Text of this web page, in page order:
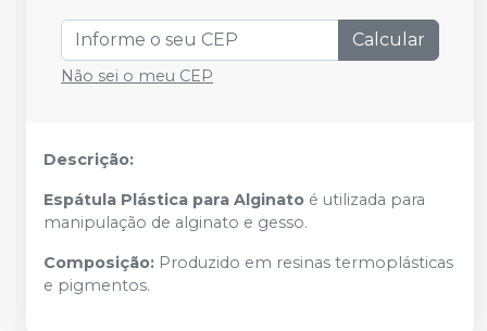
Calcular
Não sei o meu CEP
Descrição:
Espátula Plástica para Alginato é utilizada para
manipulação de alginato e gesso.
Composição: Produzido em resinas termoplásticas
e pigmentos.